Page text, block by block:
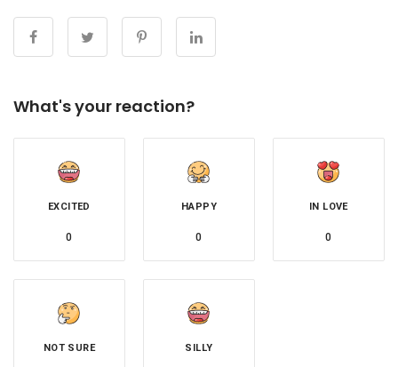
What's your reaction?
EXCITED
0
HAPPY
0
IN LOVE
0
NOT SURE SILLY